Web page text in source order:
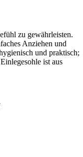
zu gewährleisten.
Anziehen und
und praktisch;
ist aus